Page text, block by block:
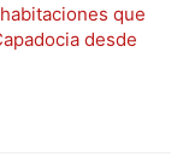
que
desde